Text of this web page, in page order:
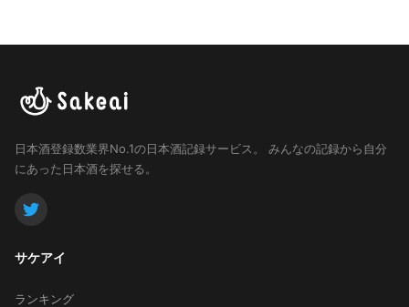
日本酒登録数業界No.1の日本酒記録サービス。
みんなの記録から自分
にあった日本酒を探せる。
サケアイ
ランキング